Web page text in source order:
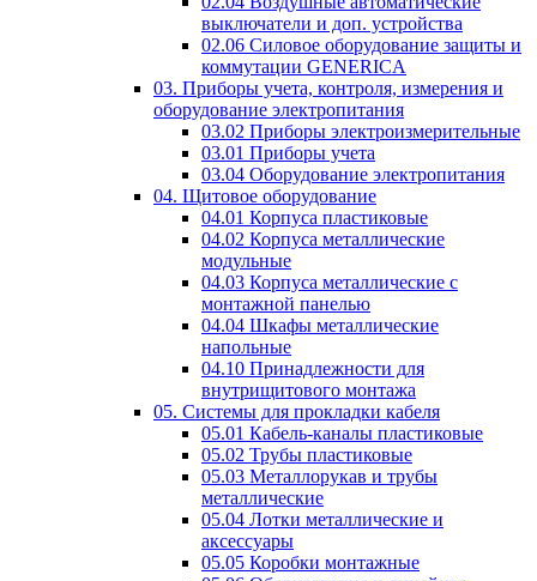
выключатели и доп. устройства
02.06 Силовое оборудование защиты и
коммутации GENERICA
03. Приборы учета, контроля, измерения и
оборудование электропитания
03.02 Приборы электроизмерительные
03.01 Приборы учета
03.04 Оборудование электропитания
04. Щитовое оборудование
04.01 Корпуса пластиковые
04.02 Корпуса металлические
модульные
04.03 Корпуса металлические с
монтажной панелью
04.04 Шкафы металлические
напольные
04.10 Принадлежности для
внутрищитового монтажа
05. Системы для прокладки кабеля
05.01 Кабель-каналы пластиковые
05.02 Трубы пластиковые
05.03 Металлорукав и трубы
металлические
05.04 Лотки металлические и
аксессуары
05.05 Коробки монтажные